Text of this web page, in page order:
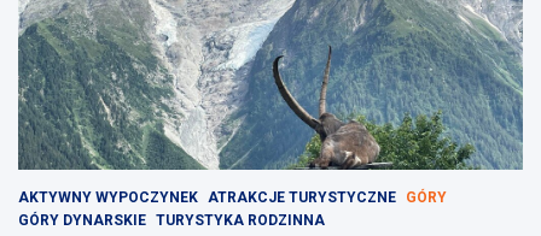
AKTYWNY WYPOCZYNEK ATRAKCJE TURYSTYCZNE
GÓRY
GÓRY DYNARSKIE TURYSTYKA RODZINNA